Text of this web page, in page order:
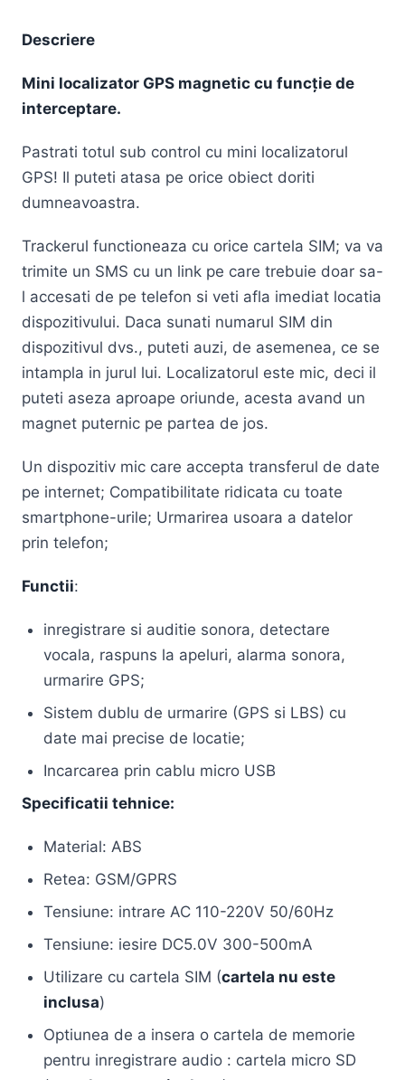
Descriere
Mini localizator GPS magnetic cu funcție de
interceptare.
Pastrati totul sub control cu mini localizatorul
GPS! Il puteti atasa pe orice obiect doriti
dumneavoastra.
Trackerul functioneaza cu orice cartela SIM; va va
trimite un SMS cu un link pe care trebuie doar sa-
l accesati de pe telefon si veti afla imediat locatia
dispozitivului. Daca sunati numarul SIM din
dispozitivul dvs., puteti auzi, de asemenea, ce se
intampla in jurul lui. Localizatorul este mic, deci il
puteti aseza aproape oriunde, acesta avand un
magnet puternic pe partea de jos.
Un dispozitiv mic care accepta transferul de date
pe internet; Compatibilitate ridicata cu toate
smartphone-urile; Urmarirea usoara a datelor
prin telefon;
Functii:
inregistrare si auditie sonora, detectare
vocala, raspuns la apeluri, alarma sonora,
urmarire GPS;
Sistem dublu de urmarire (GPS si LBS) cu
date mai precise de locatie;
Incarcarea prin cablu micro USB
Specificatii tehnice:
Material: ABS
Retea: GSM/GPRS
Tensiune: intrare AC 110-220V 50/60Hz
Tensiune: iesire DC5.0V 300-500mA
Utilizare cu cartela SIM (cartela nu este
inclusa)
Optiunea de a insera o cartela de memorie
pentru inregistrare audio : cartela micro SD